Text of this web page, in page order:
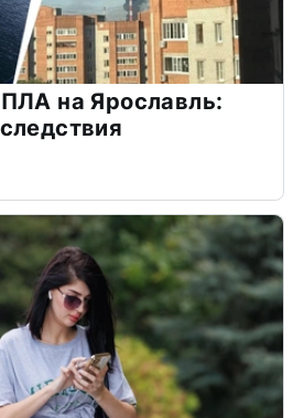
на Ярославль: